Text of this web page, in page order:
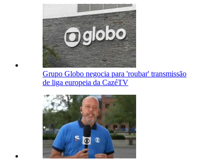
Grupo Globo negocia para 'roubar' transmissão
de liga europeia da CazéTV